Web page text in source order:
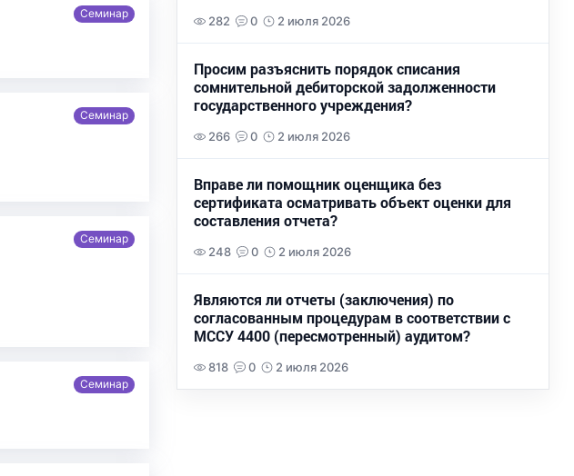
Семинар
Семинар
Семинар
Семинар
282 0 2 июля 2026
Просим разъяснить порядок списания
сомнительной дебиторской задолженности
государственного учреждения?
266 0 2 июля 2026
Вправе ли помощник оценщика без
сертификата осматривать объект оценки для
составления отчета?
248 0 2 июля 2026
Являются ли отчеты (заключения) по
согласованным процедурам в соответствии с
МССУ 4400 (пересмотренный) аудитом?
818 0 2 июля 2026